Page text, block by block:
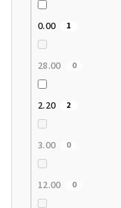
0.00 1
28.00 0
2.20 2
3.00 0
12.00 0